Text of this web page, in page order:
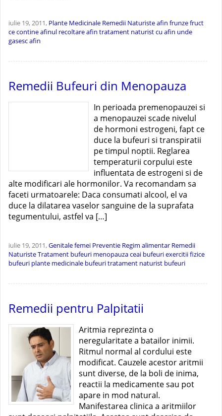
iulie 19, 2011, Plante Medicinale Remedii Naturisteafin frunze fruct
ce contine afinul recoltare afin tratament naturist cu afin unde
gasesc afin
Remedii Bufeuri din Menopauza
In perioada premenopauzei si
a menopauzei scade nivelul
de hormoni estrogeni, fapt ce
duce la bufeuri si transpiratii
pe timpul noptii. Reglarea
temperaturii corpului este
influentata de estrogeni si de
alte modificari ale hormonilor. Va recomandam sa
faceti urmatoarele: Daca consumati alcool, el va
duce la dilatarea vaselor sanguine de la suprafata
tegumentului, astfel va […]
iulie 19, 2011,Genitale femei Preventie Regim alimentar Remedii
NaturisteTratament bufeuri menopauzaceai bufeuriexercitii fizice
bufeuri plante medicinale bufeuritratament naturist bufeuri
Remedii pentru Palpitatii
Aritmia reprezinta o
neregularitate a batailor inimii.
Ritmul normal al cordului este
modificat. Cauzele acestor aritmii
sunt diverse, de la boli de inima,
reactii la medicamente sau pot
apare in mod natural.
Manifestarea clinica a aritmiilor